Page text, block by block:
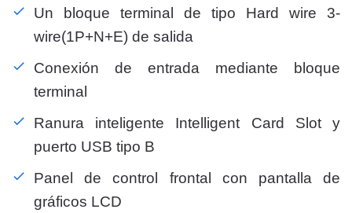
Un bloque terminal de tipo Hard wire 3-
wire(1P+N+E) de salida
Conexión de entrada mediante bloque
terminal
Ranura inteligente Intelligent Card Slot y
puerto USB tipo B
Panel de control frontal con pantalla de
gráficos LCD